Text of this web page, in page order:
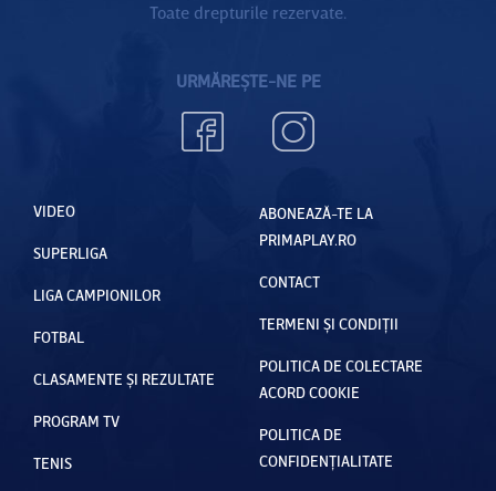
Toate drepturile rezervate.
URMĂREȘTE-NE PE
VIDEO
SUPERLIGA
LIGA CAMPIONILOR
FOTBAL
CLASAMENTE ȘI REZULTATE
PROGRAM TV
TENIS
ABONEAZĂ-TE LA
PRIMAPLAY.RO
CONTACT
TERMENI ȘI CONDIȚII
POLITICA DE COLECTARE
ACORD COOKIE
POLITICA DE
CONFIDENȚIALITATE